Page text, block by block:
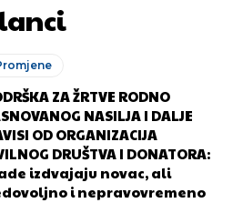
ZA ŽRTVE RODNO
NASILJA I DALJE
OD ORGANIZACIJA
DRUŠTVA I DONATORA:
izdvajaju novac, ali
i nepravovremeno